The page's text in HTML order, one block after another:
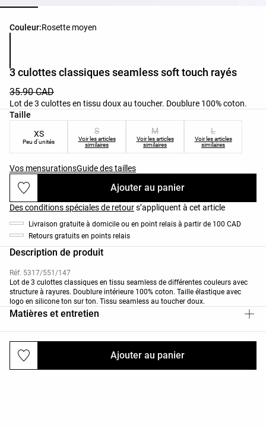
Couleur:Rosette moyen
Liste des couleurs du produit
3 culottes classiques seamless soft touch rayés
35.90 CAD
Lot de 3 culottes en tissu doux au toucher. Doublure 100% coton.
Taille
Liste des tailles du produit
XS
Peu d'unités
S
Voir les articles
similaires
M
Voir les articles
similaires
L
Voir les articles
similaires
Vos mensurationsGuide des tailles
Ajouter au panier
Ajouter au panier
Des conditions spéciales de retours’appliquent à cet article
Livraison gratuite à domicile ou en point relais à partir de 100 CAD
Retours gratuits en points relais
Description de produit
Réf. 5317/551/147
Lot de 3 culottes classiques en tissu seamless de différentes couleurs avec
structure à rayures. Doublure intérieure 100% coton. Taille élastique avec
logo en silicone ton sur ton. Tissu seamless au toucher doux.
Matières et entretien
Livraisons et retours